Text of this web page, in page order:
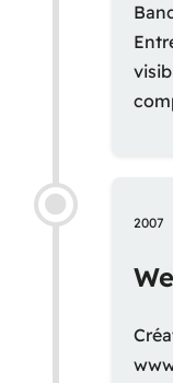
2007